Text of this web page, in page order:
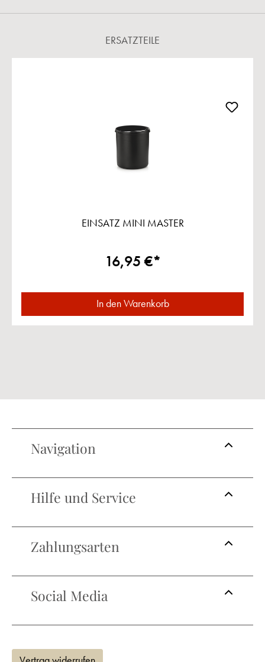
ERSATZTEILE
EINSATZ MINI MASTER
16,95 €*
In den Warenkorb
Navigation
Hilfe und Service
Zahlungsarten
Social Media